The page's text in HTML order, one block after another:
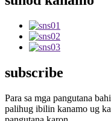
subscribe
Para sa mga pangutana
palihug ibilin kanamo ug